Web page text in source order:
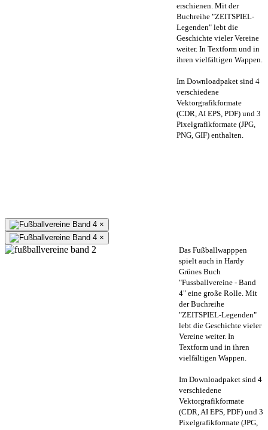
erschienen. Mit der
Buchreihe "ZEITSPIEL-
Legenden" lebt die
Geschichte vieler Vereine
weiter. In Textform und in
ihren vielfältigen Wappen.
Im Downloadpaket sind 4
verschiedene
Vektorgrafikformate
(CDR, AI EPS, PDF) und 3
Pixelgrafikformate (JPG,
PNG, GIF) enthalten.
×
×
Das Fußballwapppen
spielt auch in Hardy
Grünes Buch
"Fussballvereine - Band
4" eine große Rolle. Mit
der Buchreihe
"ZEITSPIEL-Legenden"
lebt die Geschichte vieler
Vereine weiter. In
Textform und in ihren
vielfältigen Wappen.
Im Downloadpaket sind 4
verschiedene
Vektorgrafikformate
(CDR, AI EPS, PDF) und 3
Pixelgrafikformate (JPG,